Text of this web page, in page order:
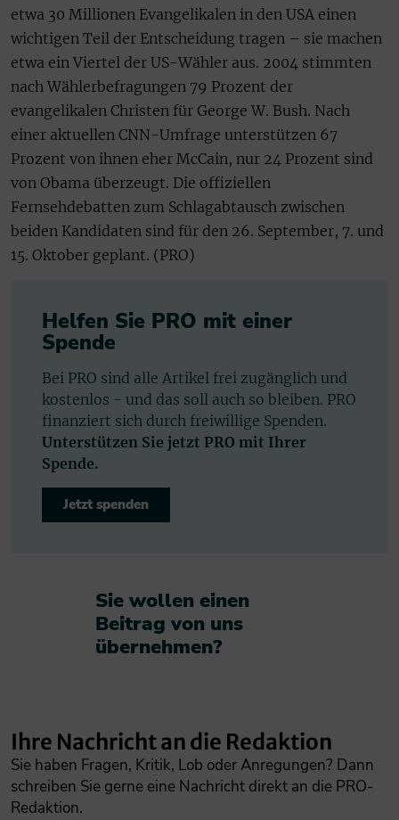
etwa 30 Millionen Evangelikalen in den USA einen
wichtigen Teil der Entscheidung tragen – sie machen
etwa ein Viertel der US-Wähler aus. 2004 stimmten
nach Wählerbefragungen 79 Prozent der
evangelikalen Christen für George W. Bush. Nach
einer aktuellen CNN-Umfrage unterstützen 67
Prozent von ihnen eher McCain, nur 24 Prozent sind
von Obama überzeugt. Die offiziellen
Fernsehdebatten zum Schlagabtausch zwischen
beiden Kandidaten sind für den 26. September, 7. und
15. Oktober geplant. (PRO)
Helfen Sie PRO mit einer
Spende
Bei PRO sind alle Artikel frei zugänglich und
kostenlos - und das soll auch so bleiben. PRO
finanziert sich durch freiwillige Spenden.
Unterstützen Sie jetzt PRO mit Ihrer
Spende.
Jetzt spenden
Sie wollen einen
Beitrag von uns
übernehmen?​
Ihre Nachricht an die Redaktion
Sie haben Fragen, Kritik, Lob oder Anregungen? Dann
schreiben Sie gerne eine Nachricht direkt an die PRO-
Redaktion.